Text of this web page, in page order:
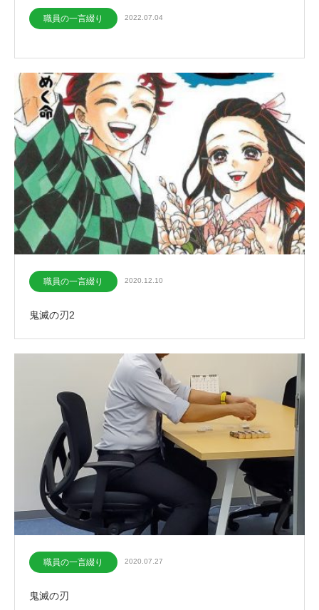
職員の一言綴り 2022.07.04
職員の一言綴り 2020.12.10
鬼滅の刃2
職員の一言綴り 2020.07.27
鬼滅の刃